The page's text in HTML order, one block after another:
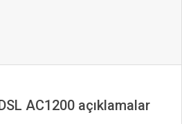
AC1200 açıklamalar